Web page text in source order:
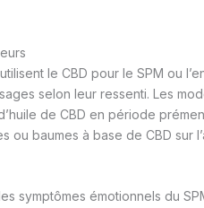
le CBD pour le SPM ou
selon leur ressenti. Les
de CBD en période
ou baumes à base de CBD sur
symptômes émotionnels du